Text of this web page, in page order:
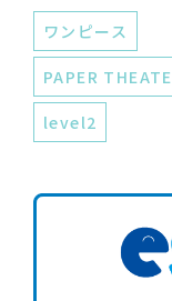
ワンピース
PAPER
level2